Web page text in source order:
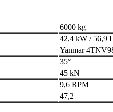
6000 kg
42,4 kW /
Yanmar
35°
45 kN
9,6 RPM
47,2